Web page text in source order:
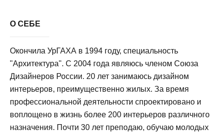
О СЕБЕ
Окончила УрГАХА в 1994 году, специальность
"Архитектура". С 2004 года являюсь членом Союза
Дизайнеров России. 20 лет занимаюсь дизайном
интерьеров, преимущественно жилых. За время
профессиональной деятельности спроектировано и
воплощено в жизнь более 200 интерьеров различного
назначения. Почти 30 лет преподаю, обучаю молодых